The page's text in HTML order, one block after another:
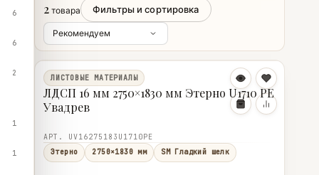
6
6
2
1
1
2 товара Фильтры и сортировка
ЛИСТОВЫЕ МАТЕРИАЛЫ
ЛДСП 16 мм 2750×1830 мм Этерно U1710 PE
Увадрев
АРТ. UV16275183U1710PE
Этерно
2750×1830 мм SM Гладкий шелк